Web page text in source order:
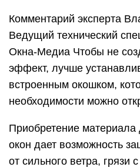
Комментарий эксперта
Ведущий технический
Окна-Медиа Чтобы не
эффект, лучше
встроенным окошком,
необходимости можно
Приобретение материала
окон дает возможность
от сильного ветра, грязи